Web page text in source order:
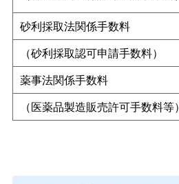
砂利採取法関係手数料
（砂利採取認可申請手数料）
薬事法関係手数料
（医薬品製造販売許可手数料等）